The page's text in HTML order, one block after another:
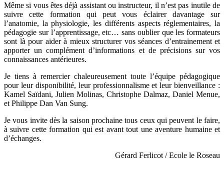
Même si vous êtes déjà assistant ou instructeur, il n’est pas inutile de
suivre cette formation qui peut vous éclairer davantage sur
l’anatomie, la physiologie, les différents aspects réglementaires, la
pédagogie sur l’apprentissage, etc… sans oublier que les formateurs
sont là pour aider à mieux structurer vos séances d’entrainement et
apporter un complément d’informations et de précisions sur vos
connaissances antérieures.
Je tiens à remercier chaleureusement toute l’équipe pédagogique
pour leur disponibilité, leur professionnalisme et leur bienveillance :
Kamel Saïdani, Julien Molinas, Christophe Dalmaz, Daniel Menue,
et Philippe Dan Van Sung.
Je vous invite dès la saison prochaine tous ceux qui peuvent le faire,
à suivre cette formation qui est avant tout une aventure humaine et
d’échanges.
Gérard Ferlicot / Ecole le Roseau